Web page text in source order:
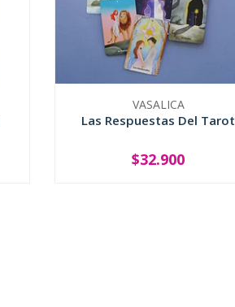
VASALICA
Las Respuestas Del Tarot
+
$32.900